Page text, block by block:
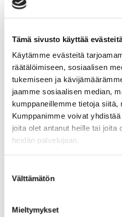
Tämä sivusto käyttää
Käytämme evästeitä
räätälöimiseen, sosiaalisen
tukemiseen ja
jaamme sosiaalisen median,
kumppaneillemme tietoja
Kumppanimme voivat
joita olet antanut heille tai
heidän palvelujaan.
valinta
Välttämätön
Mieltymykset